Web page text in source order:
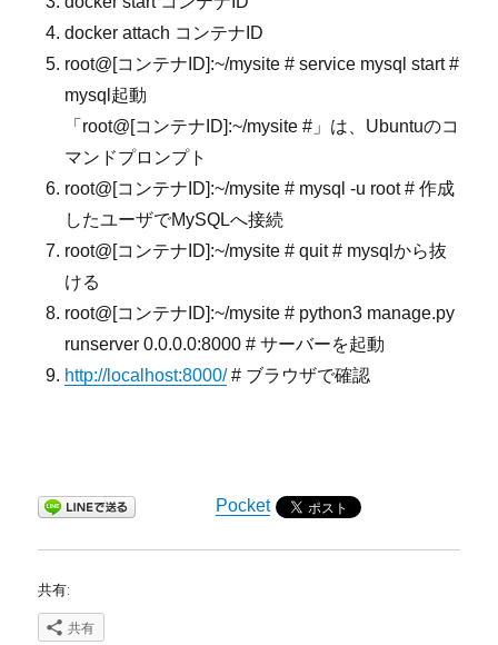
docker attach コンテナID
root@[コンテナID]:~/mysite # service mysql start #
mysql起動
「root@[コンテナID]:~/mysite #」は、Ubuntuのコ
マンドプロンプト
root@[コンテナID]:~/mysite # mysql -u root # 作成
したユーザでMySQLへ接続
root@[コンテナID]:~/mysite # quit # mysqlから抜
ける
root@[コンテナID]:~/mysite # python3 manage.py
runserver 0.0.0.0:8000 # サーバーを起動
http://localhost:8000/# ブラウザで確認
Pocket
共有:
共有